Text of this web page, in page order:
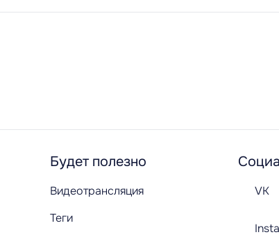
Будет полезно
Видеотрансляция
Теги
VK